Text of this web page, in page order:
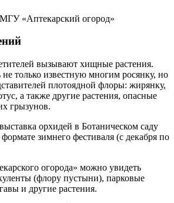
вызывают хищные растения.
только известную многим росянку, но
плотоядной флоры: жирянку,
а также другие растения, опасные
грызунов.
орхидей в Ботаническом саду
зимнего фестиваля (с декабря по
огорода» можно увидеть
(флору пустыни), парковые
и другие растения.